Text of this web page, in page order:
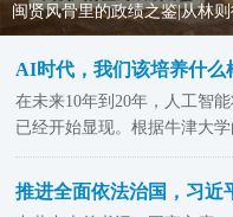
闽贤风骨里的政绩之鉴|从林
AI时代，我们该培养什么
在未来10年到20年，人工智
已经开始显现。根据牛津大
推进全面依法治国，习近